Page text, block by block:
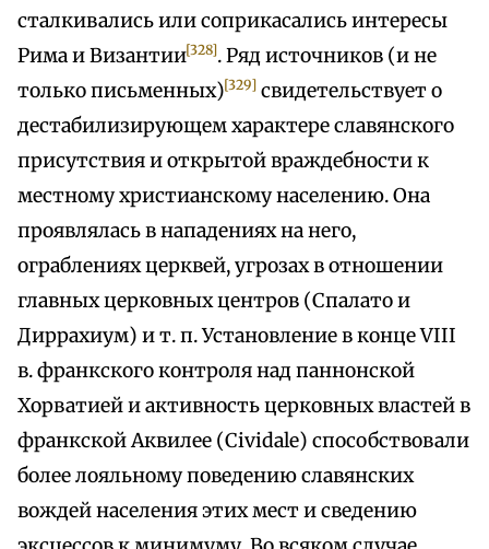
сталкивались или соприкасались интересы
Рима и Византии[328]. Ряд источников (и не
только письменных)[329] свидетельствует о
дестабилизирующем характере славянского
присутствия и открытой враждебности к
местному христианскому населению. Она
проявлялась в нападениях на него,
ограблениях церквей, угрозах в отношении
главных церковных центров (Спалато и
Диррахиум) и т. п. Установление в конце VIII
в. франкского контроля над паннонской
Хорватией и активность церковных властей в
франкской Аквилее (Cividale) способствовали
более лояльному поведению славянских
вождей населения этих мест и сведению